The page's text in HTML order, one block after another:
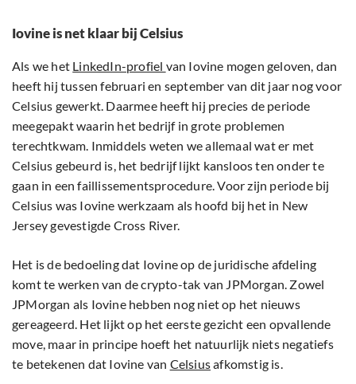
Iovine is net klaar bij Celsius
Als we het LinkedIn-profiel van Iovine mogen geloven, dan
heeft hij tussen februari en september van dit jaar nog voor
Celsius gewerkt. Daarmee heeft hij precies de periode
meegepakt waarin het bedrijf in grote problemen
terechtkwam. Inmiddels weten we allemaal wat er met
Celsius gebeurd is, het bedrijf lijkt kansloos ten onder te
gaan in een faillissementsprocedure. Voor zijn periode bij
Celsius was Iovine werkzaam als hoofd bij het in New
Jersey gevestigde Cross River.
Het is de bedoeling dat Iovine op de juridische afdeling
komt te werken van de crypto-tak van JPMorgan. Zowel
JPMorgan als Iovine hebben nog niet op het nieuws
gereageerd. Het lijkt op het eerste gezicht een opvallende
move, maar in principe hoeft het natuurlijk niets negatiefs
te betekenen dat Iovine van Celsiusafkomstig is.